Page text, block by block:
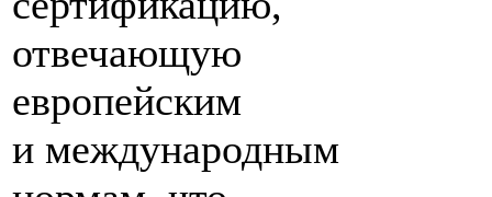
отвечающую
европейским
и международным